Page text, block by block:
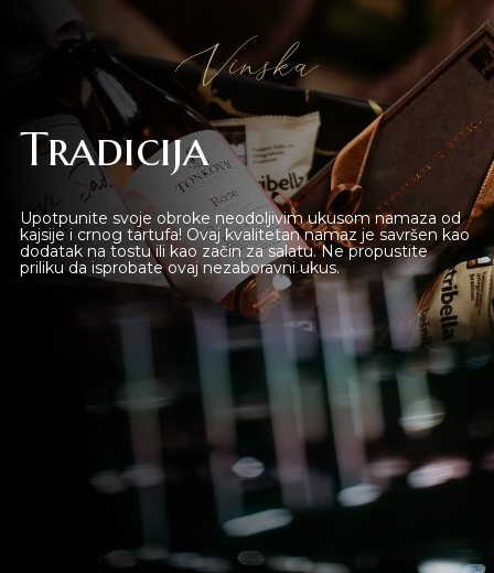
Vinska
Tradicija
Upotpunite svoje obroke neodoljivim ukusom namaza od
kajsije i crnog tartufa! Ovaj kvalitetan namaz je savršen kao
dodatak na tostu ili kao začin za salatu. Ne propustite
priliku da isprobate ovaj nezaboravni ukus.